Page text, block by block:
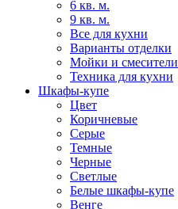
6 кв. м.
9 кв. м.
Все для кухни
Варианты отделки
Мойки и смесители
Техника для кухни
Шкафы-купе
Цвет
Коричневые
Серые
Темные
Черные
Светлые
Белые шкафы-купе
Венге